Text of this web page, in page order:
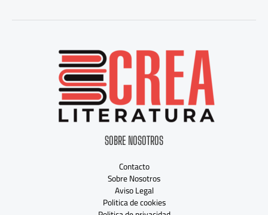
SOBRE NOSOTROS
Contacto
Sobre Nosotros
Aviso Legal
Politica de cookies